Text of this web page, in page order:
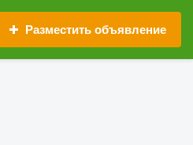
Разместить объявление